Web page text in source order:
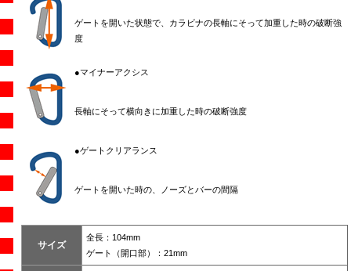
ゲートを開いた状態で、カラビナの長軸にそって加重した時の破断強
度
●マイナーアクシス
長軸にそって横向きに加重した時の破断強度
●ゲートクリアランス
ゲートを開いた時の、ノーズとバーの間隔
サイズ
全長：104mm
ゲート（開口部）：21mm